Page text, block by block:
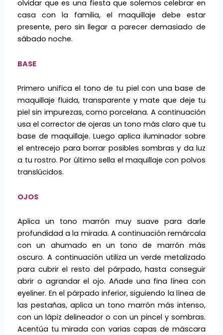
olvidar que es una fiesta que solemos celebrar en
casa con la familia, el maquillaje debe estar
presente, pero sin llegar a parecer demasiado de
sábado noche.
BASE
Primero unifica el tono de tu piel con una base de
maquillaje fluida, transparente y mate que deje tu
piel sin impurezas, como porcelana. A continuación
usa el corrector de ojeras un tono más claro que tu
base de maquillaje. Luego aplica iluminador sobre
el entrecejo para borrar posibles sombras y da luz
a tu rostro. Por último sella el maquillaje con polvos
translúcidos.
OJOS
Aplica un tono marrón muy suave para darle
profundidad a la mirada. A continuación remárcala
con un ahumado en un tono de marrón más
oscuro. A continuación utiliza un verde metalizado
para cubrir el resto del párpado, hasta conseguir
abrir o agrandar el ojo. Añade una fina línea con
eyeliner. En el párpado inferior, siguiendo la línea de
las pestañas, aplica un tono marrón más intenso,
con un lápiz delineador o con un pincel y sombras.
Acentúa tu mirada con varias capas de máscara